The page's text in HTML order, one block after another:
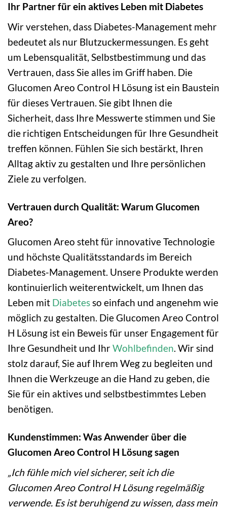
Ihr Partner für ein aktives Leben mit Diabetes
Wir verstehen, dass Diabetes-Management mehr
bedeutet als nur Blutzuckermessungen. Es geht
um Lebensqualität, Selbstbestimmung und das
Vertrauen, dass Sie alles im Griff haben. Die
Glucomen Areo Control H Lösung ist ein Baustein
für dieses Vertrauen. Sie gibt Ihnen die
Sicherheit, dass Ihre Messwerte stimmen und Sie
die richtigen Entscheidungen für Ihre Gesundheit
treffen können. Fühlen Sie sich bestärkt, Ihren
Alltag aktiv zu gestalten und Ihre persönlichen
Ziele zu verfolgen.
Vertrauen durch Qualität: Warum Glucomen
Areo?
Glucomen Areo steht für innovative Technologie
und höchste Qualitätsstandards im Bereich
Diabetes-Management. Unsere Produkte werden
kontinuierlich weiterentwickelt, um Ihnen das
Leben mit Diabetesso einfach und angenehm wie
möglich zu gestalten. Die Glucomen Areo Control
H Lösung ist ein Beweis für unser Engagement für
Ihre Gesundheit und IhrWohlbefinden. Wir sind
stolz darauf, Sie auf Ihrem Weg zu begleiten und
Ihnen die Werkzeuge an die Hand zu geben, die
Sie für ein aktives und selbstbestimmtes Leben
benötigen.
Kundenstimmen: Was Anwender über die
Glucomen Areo Control H Lösung sagen
„Ich fühle mich viel sicherer, seit ich die
Glucomen Areo Control H Lösung regelmäßig
verwende. Es ist beruhigend zu wissen, dass mein